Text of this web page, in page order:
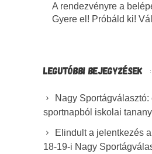
A rendezvényre a
Gyere el! Próbáld ki!
LEGUTÓBBI BEJEGYZÉSEK
Nagy
sportnapból iskolai
Elindult a jelentkezés
18-19-i Nagy